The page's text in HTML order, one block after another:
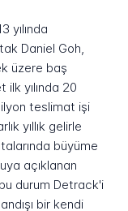
yılında
Daniel Goh,
üzere baş
ilk yılında 20
teslimat işi
yıllık gelirle
büyüme
açıklanan
durum Detrack'i
bir kendi